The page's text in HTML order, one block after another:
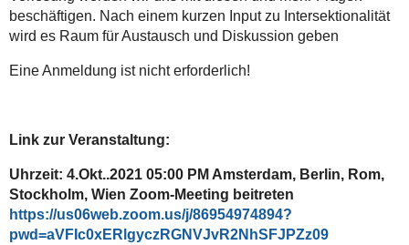
beschäftigen. Nach einem kurzen Input zu Intersektionalität
wird es Raum für Austausch und Diskussion geben
Eine Anmeldung ist nicht erforderlich!
Link zur Veranstaltung:
Uhrzeit: 4.Okt..2021 05:00 PM Amsterdam, Berlin, Rom,
Stockholm, Wien Zoom-Meeting beitreten
https://us06web.zoom.us/j/86954974894?
pwd=aVFIc0xERlgyczRGNVJvR2NhSFJPZz09